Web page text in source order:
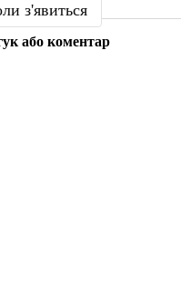
з'явиться
або коментар